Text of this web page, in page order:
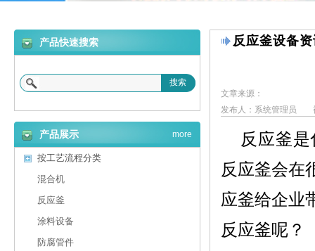
反应釜设备
文章来源：
发布人：系统管理员
反应釜
反应釜会在
应釜给企业
反应釜呢？
产品快速搜索
搜索
产品展示
按工艺流程分类
混合机
反应釜
涂料设备
防腐管件
more